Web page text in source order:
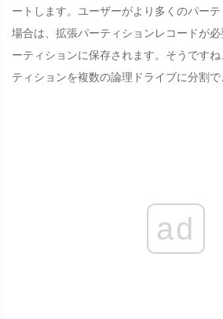
ートします。ユーザーがより多くのパー
場合は、拡張パーティションレコードが必
ーティションに保存されます。そうです
ティションを複数の論理ドライブに分割で
ad